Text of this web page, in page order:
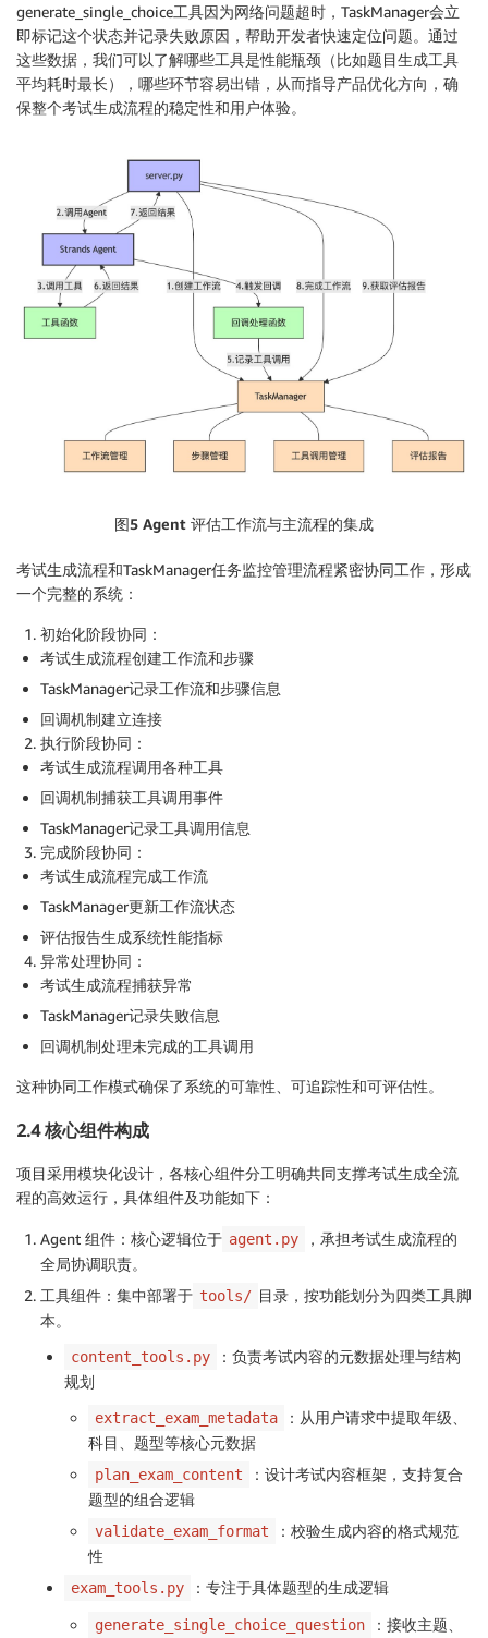
generate_single_choice工具因为网络问题超时，TaskManager会立
即标记这个状态并记录失败原因，帮助开发者快速定位问题。通过
这些数据，我们可以了解哪些工具是性能瓶颈（比如题目生成工具
平均耗时最长），哪些环节容易出错，从而指导产品优化方向，确
保整个考试生成流程的稳定性和用户体验。
图5 Agent 评估工作流与主流程的集成
考试生成流程和TaskManager任务监控管理流程紧密协同工作，形成
一个完整的系统：
初始化阶段协同 ：
考试生成流程创建工作流和步骤
TaskManager记录工作流和步骤信息
回调机制建立连接
执行阶段协同 ：
考试生成流程调用各种工具
回调机制捕获工具调用事件
TaskManager记录工具调用信息
完成阶段协同 ：
考试生成流程完成工作流
TaskManager更新工作流状态
评估报告生成系统性能指标
异常处理协同 ：
考试生成流程捕获异常
TaskManager记录失败信息
回调机制处理未完成的工具调用
这种协同工作模式确保了系统的可靠性、可追踪性和可评估性。
2.4 核心组件构成
项目采用模块化设计，各核心组件分工明确共同支撑考试生成全流
程的高效运行，具体组件及功能如下：
Agent 组件：核心逻辑位于 agent.py
，承担考试生成流程的
全局协调职责。
工具组件：集中部署于 tools/ 目录，按功能划分为四类工具脚
本。
content_tools.py
：负责考试内容的元数据处理与结构
规划
extract_exam_metadata
：从用户请求中提取年级、
科目、题型等核心元数据
plan_exam_content
：设计考试内容框架，支持复合
题型的组合逻辑
validate_exam_format
：校验生成内容的格式规范
性
exam_tools.py ：专注于具体题型的生成逻辑
generate_single_choice_question
：接收主题、